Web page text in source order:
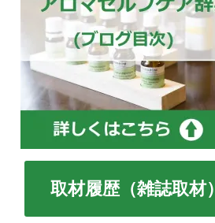
取材履歴（雑誌取材）